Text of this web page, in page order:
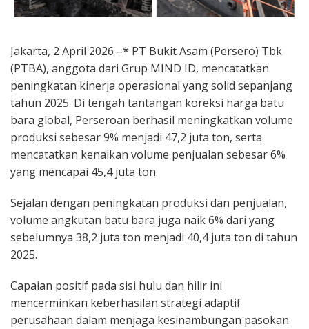
Jakarta, 2 April 2026 –* PT Bukit Asam (Persero) Tbk
(PTBA), anggota dari Grup MIND ID, mencatatkan
peningkatan kinerja operasional yang solid sepanjang
tahun 2025. Di tengah tantangan koreksi harga batu
bara global, Perseroan berhasil meningkatkan volume
produksi sebesar 9% menjadi 47,2 juta ton, serta
mencatatkan kenaikan volume penjualan sebesar 6%
yang mencapai 45,4 juta ton.
Sejalan dengan peningkatan produksi dan penjualan,
volume angkutan batu bara juga naik 6% dari yang
sebelumnya 38,2 juta ton menjadi 40,4 juta ton di tahun
2025.
Capaian positif pada sisi hulu dan hilir ini
mencerminkan keberhasilan strategi adaptif
perusahaan dalam menjaga kesinambungan pasokan